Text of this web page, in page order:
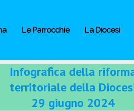
Le Parrocchie La Diocesi
Infografica della
territoriale della
29 giugno 2024